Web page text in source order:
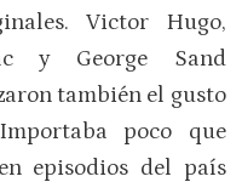
Victor Hugo,
y George Sand
también el gusto
poco que
episodios del país